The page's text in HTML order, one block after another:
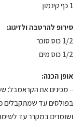
1 כף קינמון
סירופ להרטבה ולזיגוג:
1/2 כוס סוכר
1/2 כוס מים
אופן הכנה:
– מכינים את הקראמבל:
בפולסים עד שמתקבלים
ושומרים במקרר עד